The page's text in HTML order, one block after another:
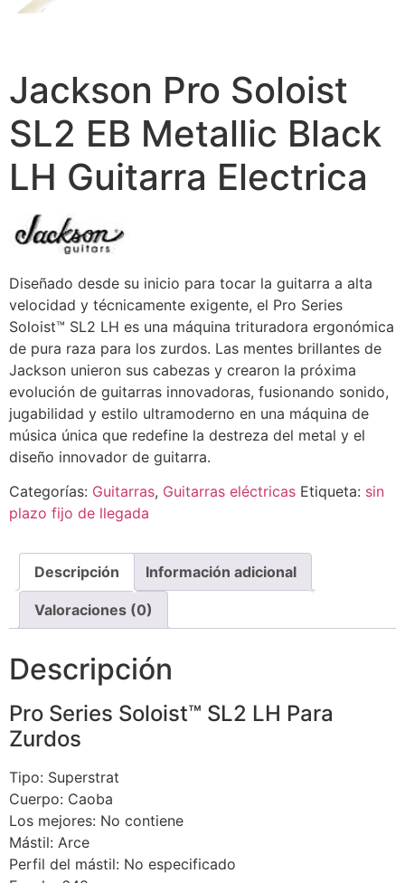
Jackson Pro Soloist
SL2 EB Metallic Black
LH Guitarra Electrica
Diseñado desde su inicio para tocar la guitarra a alta
velocidad y técnicamente exigente, el Pro Series
Soloist™ SL2 LH es una máquina trituradora ergonómica
de pura raza para los zurdos. Las mentes brillantes de
Jackson unieron sus cabezas y crearon la próxima
evolución de guitarras innovadoras, fusionando sonido,
jugabilidad y estilo ultramoderno en una máquina de
música única que redefine la destreza del metal y el
diseño innovador de guitarra.
Categorías: Guitarras, Guitarras eléctricas Etiqueta: sin
plazo fijo de llegada
Descripción Información adicional
Valoraciones (0)
Descripción
Pro Series Soloist™ SL2 LH Para
Zurdos
Tipo: Superstrat
Cuerpo: Caoba
Los mejores: No contiene
Mástil: Arce
Perfil del mástil: No especificado